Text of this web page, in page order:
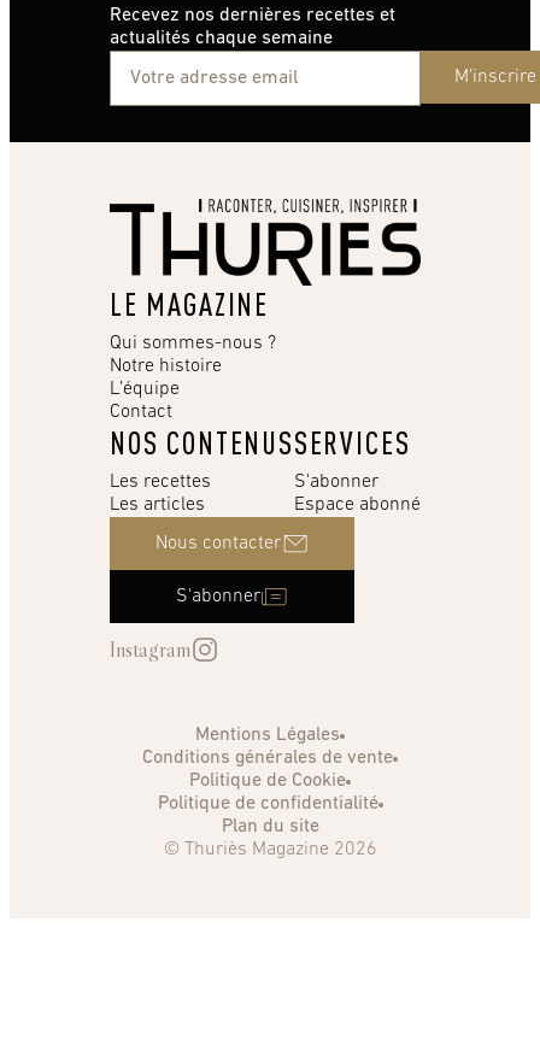
Recevez nos dernières recettes et
actualités chaque semaine
M'inscrire
LE MAGAZINE
Qui sommes-nous ?
Notre histoire
L’équipe
Contact
NOS CONTENUS
Les recettes
Les articles
SERVICES
S'abonner
Espace abonné
Nous contacter
S'abonner
Instagram
Mentions Légales
Conditions générales de vente
Politique de Cookie
Politique de confidentialité
Plan du site
© Thuriès Magazine 2026